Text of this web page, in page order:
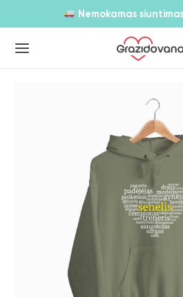
Nemokamas